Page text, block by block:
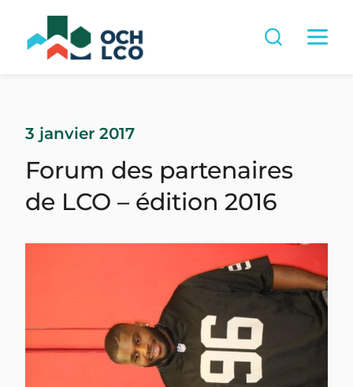
3 janvier 2017
Forum des partenaires
de LCO – édition 2016